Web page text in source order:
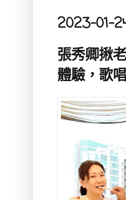
2023-01-
張秀卿揪
體驗，歌